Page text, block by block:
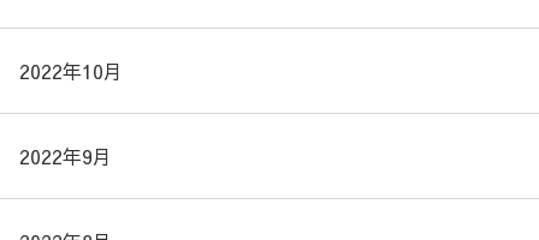
2022年10月
2022年9月